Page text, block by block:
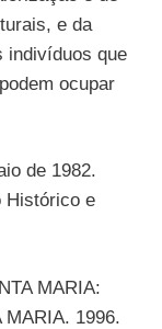
e da
indivíduos que
ocupar
de 1982.
Histórico e
MARIA:
MARIA. 1996.